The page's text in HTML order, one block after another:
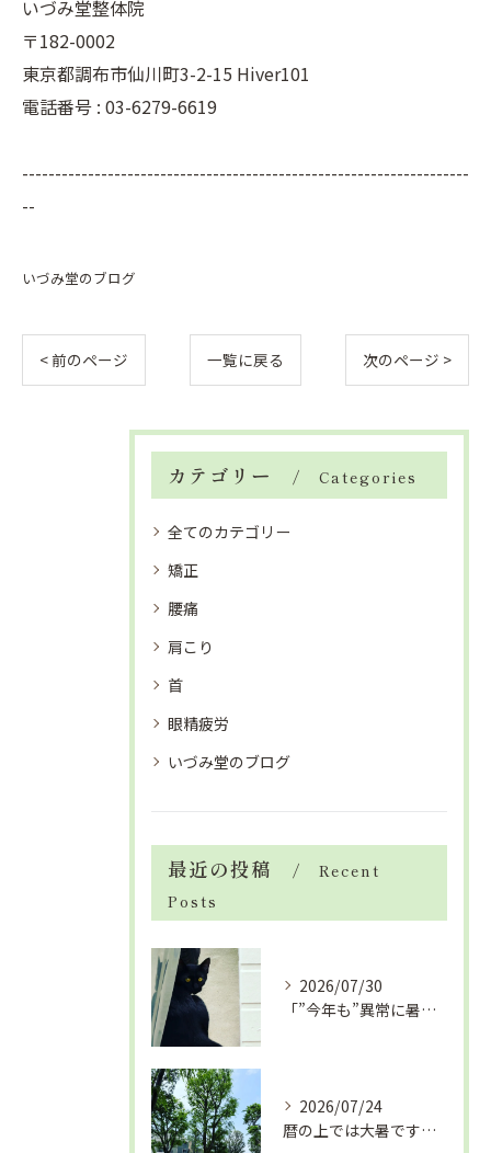
いづみ堂整体院
〒182-0002
東京都調布市仙川町3-2-15 Hiver101
電話番号 : 03-6279-6619
--------------------------------------------------------------------
--
いづみ堂のブログ
< 前のページ 一覧に戻る 次のページ >
カテゴリー Categories
全てのカテゴリー
矯正
腰痛
肩こり
首
眼精疲労
いづみ堂のブログ
最近の投稿
Recent
Posts
2026/07/30
「”今年も”異常に暑い夏」酷暑+冷房＝夏風邪、腰痛、ひざの痛...
2026/07/24
暦の上では大暑です！腰痛や肩こりから来る頭痛